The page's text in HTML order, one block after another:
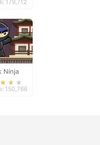
179,712
Ninja
150,766